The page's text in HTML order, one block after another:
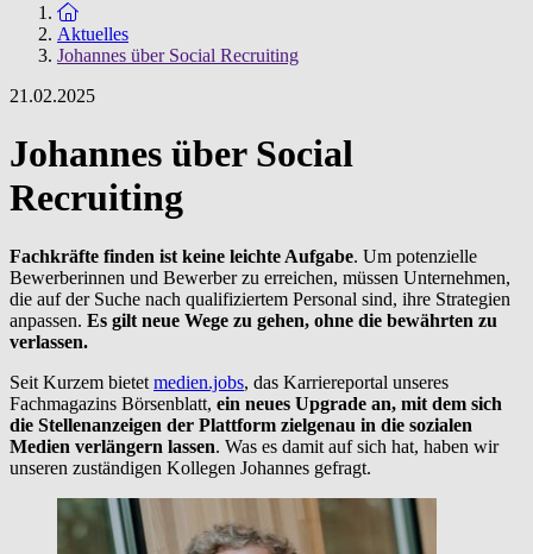
Zur Startseite
Aktuelles
Johannes über Social Recruiting
21.02.2025
Johannes über Social
Recruiting
Fachkräfte finden ist keine leichte Aufgabe. Um potenzielle
Bewerberinnen und Bewerber zu erreichen, müssen Unternehmen,
die auf der Suche nach qualifiziertem Personal sind, ihre Strategien
anpassen. Es gilt neue Wege zu gehen, ohne die bewährten zu
verlassen.
Seit Kurzem bietet medien.jobs, das Karriereportal unseres
Fachmagazins Börsenblatt, ein neues Upgrade an, mit dem sich
die Stellenanzeigen der Plattform zielgenau in die sozialen
Medien verlängern lassen. Was es damit auf sich hat, haben wir
unseren zuständigen Kollegen Johannes gefragt.